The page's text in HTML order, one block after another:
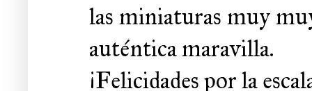
las miniaturas muy
auténtica maravilla.
¡Felicidades por la